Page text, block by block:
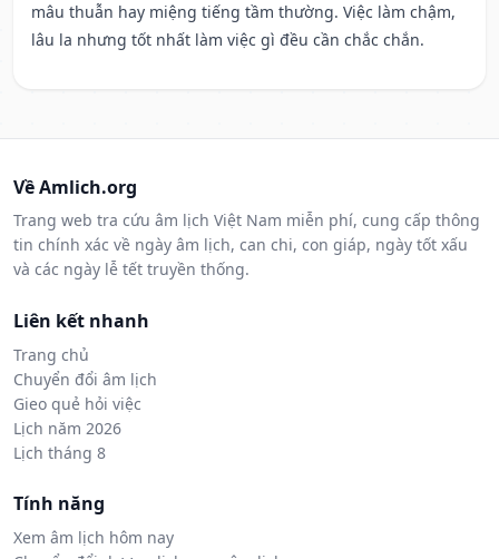
mâu thuẫn hay miệng tiếng tầm thường. Việc làm chậm,
lâu la nhưng tốt nhất làm việc gì đều cần chắc chắn.
Về Amlich.org
Trang web tra cứu âm lịch Việt Nam miễn phí, cung cấp thông
tin chính xác về ngày âm lịch, can chi, con giáp, ngày tốt xấu
và các ngày lễ tết truyền thống.
Liên kết nhanh
Trang chủ
Chuyển đổi âm lịch
Gieo quẻ hỏi việc
Lịch năm 2026
Lịch tháng 8
Tính năng
Xem âm lịch hôm nay